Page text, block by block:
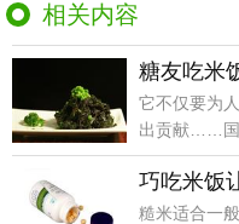
相关内容
糖友吃米
它不仅要为
出贡献……国
和患慢性疾病
巧吃米饭
糙米适合一